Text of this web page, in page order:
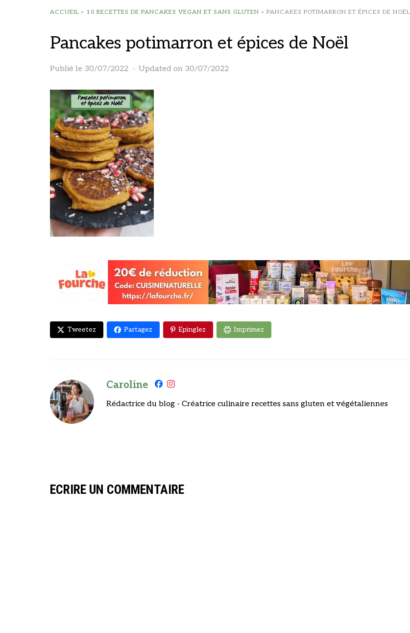
ACCUEIL » 10 RECETTES DE PANCAKES VEGAN ET SANS GLUTEN » PANCAKES POTIMARRON ET ÉPICES DE NOËL
Pancakes potimarron et épices de Noël
Publié le 30/07/2022 Updated on 30/07/2022
Tweetez Partagez Epinglez Imprimez
Caroline
Rédactrice du blog - Créatrice culinaire recettes sans gluten et végétaliennes
ECRIRE UN COMMENTAIRE